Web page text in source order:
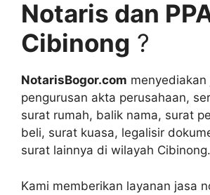
Notaris dan
Cibinong ?
NotarisBogor.com menyediakan
pengurusan akta perusahaan,
surat rumah, balik nama, surat
beli, surat kuasa, legalisir
surat lainnya di wilayah Cibinong.
Kami memberikan layanan jasa